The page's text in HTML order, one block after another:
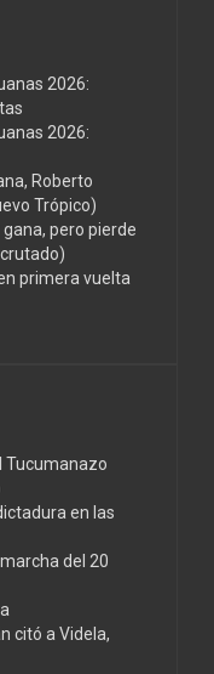
2026:
2026:
Roberto
Trópico)
pero pierde
primera vuelta
Tucumanazo
en las
del 20
citó a Videla,